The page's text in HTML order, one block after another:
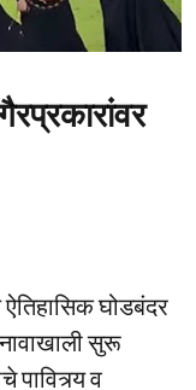
ऐतिहासिक घोडबंदर
नावाखाली सुरू
पावित्र्य व